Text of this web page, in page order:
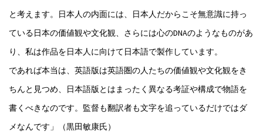
と考えます。日本人の内面には、日本人だからこそ無意識に持っ
ている日本の価値観や文化観、さらには心のDNAのようなものがあ
り、私は作品を日本人に向けて日本語で製作しています。
であれば本当は、英語版は英語圏の人たちの価値観や文化観をき
ちんと見つめ、日本語版とはまったく異なる考証や構成で物語を
書くべきなのです。監督も翻訳者も文字を追っているだけではダ
メなんです」（黒田敏康氏）